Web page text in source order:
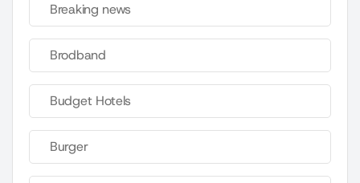
Breaking news
Brodband
Budget Hotels
Burger